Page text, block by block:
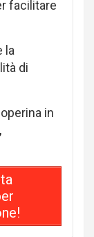
facilitare
la
di
in